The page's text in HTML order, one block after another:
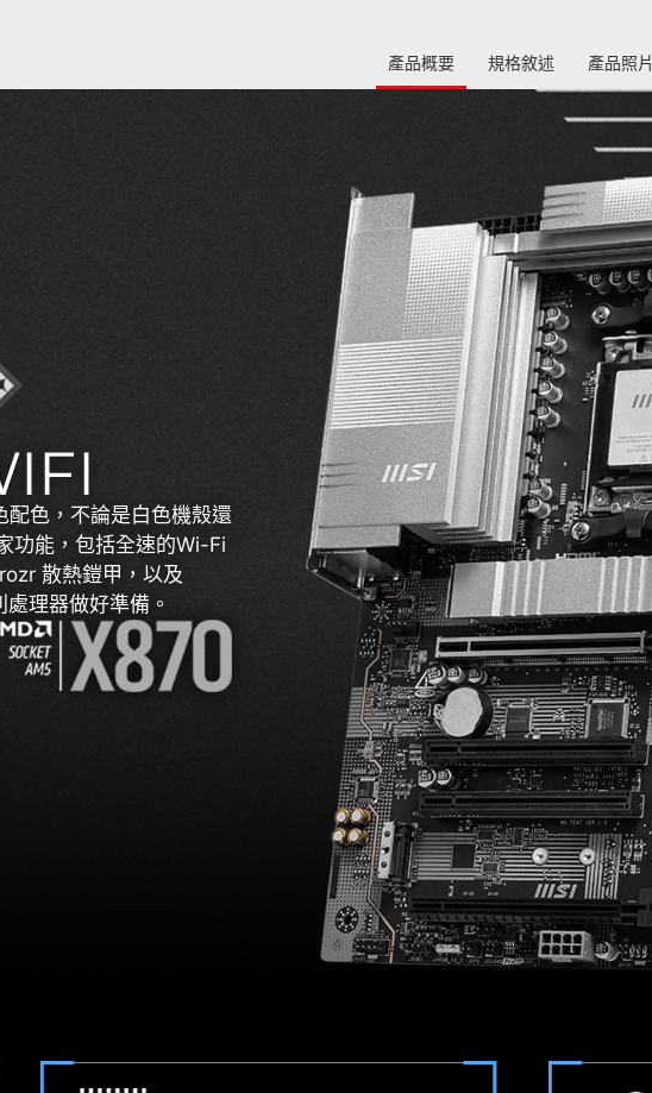
產品概要 規格敘述 產品照片
配色，不論是白色機殼還
功能，包括全速的Wi-Fi
散熱鎧甲，以及
理器做好準備。